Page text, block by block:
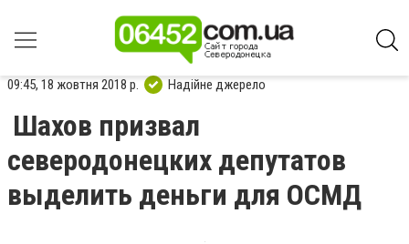
09:45, 18 жовтня 2018 р. Надійне джерело
Шахов призвал
северодонецких депутатов
выделить деньги для ОСМД